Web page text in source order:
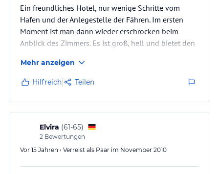
Ein freundliches Hotel, nur wenige Schritte vom
Hafen und der Anlegestelle der Fähren. Im ersten
Moment ist man dann wieder erschrocken beim
Anblick des Zimmers. Es ist groß, hell und bietet den
Fußboden dann doch daran, daß man in Italien ist.
Die Thermalbecken im Hotel (im Untergeschoss und
auf dem Dach Thermalwasser, im Pool normal
temperiert) sind sauber und groß genug. Die Kur- und
die Wellnessabteilung waren in Ordnung, die Preise
sind europäischer Standard…
Mehr anzeigen
Hilfreich Teilen
Elvira (61-65)
2 Bewertungen
Vor 15 Jahren • Verreist als Paar im November 2010